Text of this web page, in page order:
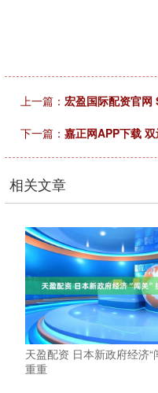
上一篇： 宏盈国际配资官网
下一篇： 嘉正网APP下载
相关文章
天盈配资 日本新政府经济“
重重